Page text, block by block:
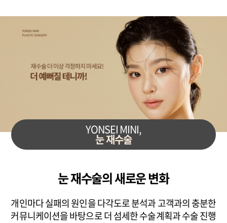
YONSEI MINI,
눈 재수술
눈 재수술의 새로운 변화
개인마다 실패의 원인을 다각도로 분석과 고객과의 충분한
커뮤니케이션을 바탕으로 더 섬세한 수술계획과 수술 진행